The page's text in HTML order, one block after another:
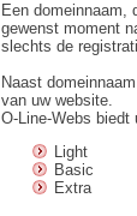
Een domeinnaam,
gewenst moment
slechts de
Naast
van uw website.
O-Line-Webs biedt
Light
Basic
Extra